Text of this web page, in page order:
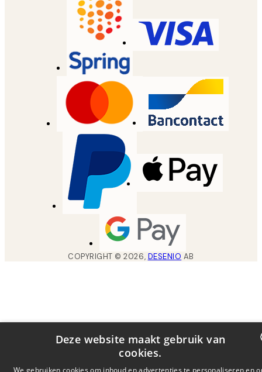
COPYRIGHT ©2026, DESENIO AB
DUTCH
Deze website maakt gebruik van
cookies.
We gebruiken cookies om inhoud en advertenties te personaliseren en